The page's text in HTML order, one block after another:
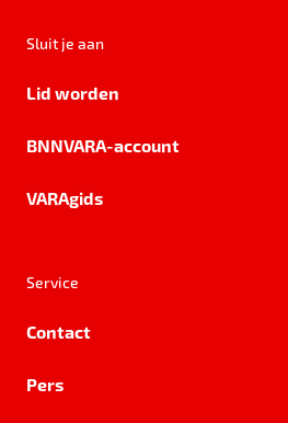
Sluit je aan
Lid worden
BNNVARA-account
VARAgids
Service
Contact
Pers